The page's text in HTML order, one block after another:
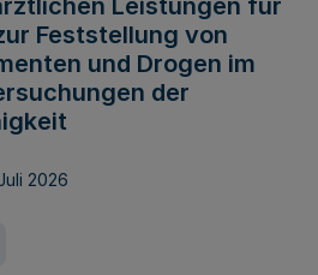
Leistungen für
Feststellung von
und Drogen im
der
2026